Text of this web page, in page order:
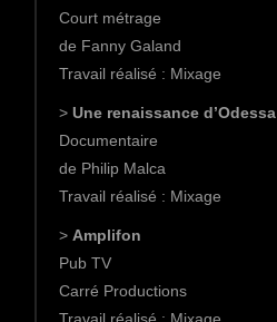
Court métrage
de Fanny Galand
Travail réalisé : Mixage
> Une renaissance d’Odessa
Documentaire
de Philip Malca
Travail réalisé : Mixage
> Amplifon
Pub TV
Carré Productions